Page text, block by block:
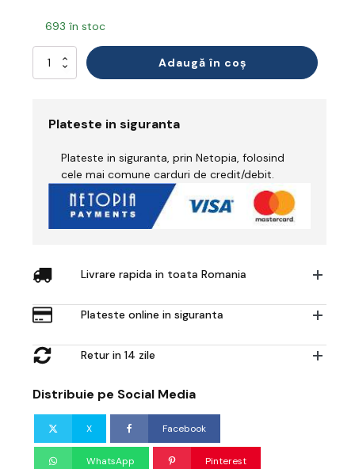
693 în stoc
Cantitate
Adaugă în coș
Plateste in siguranta
Plateste in siguranta, prin Netopia, folosind
cele mai comune carduri de credit/debit.
Livrare rapida in toata Romania
Plateste online in siguranta
Retur in 14 zile
Distribuie pe Social Media
X Facebook
WhatsApp Pinterest